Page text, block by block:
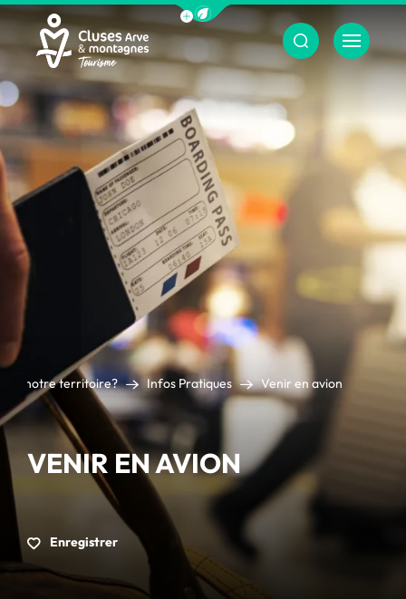
Afficher la barre de navigation du
Cluses Arve &amp; montagnes
Menu
sur notre territoire? Infos Pratiques Venir en avion
VENIR EN AVION
Enregistrer